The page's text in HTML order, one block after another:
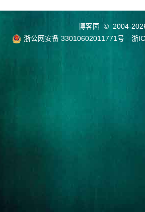
博客园
© 2004-
浙公网安备 33010602011771号
浙